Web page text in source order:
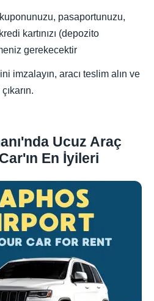
pasaportunuzu,
kartınızı (depozito
gerekecektir
imzalayın, aracı teslim alın ve
Ucuz Araç
En İyileri